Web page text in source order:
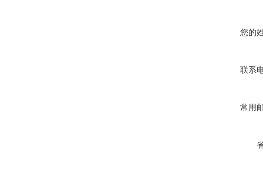
您的
联系
常用